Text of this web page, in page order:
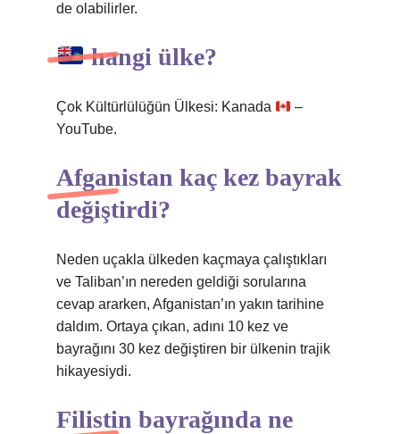
de olabilirler.
hangi ülke?
Çok Kültürlülüğün Ülkesi: Kanada
–
YouTube.
Afganistan kaç kez bayrak
değiştirdi?
Neden uçakla ülkeden kaçmaya çalıştıkları
ve Taliban’ın nereden geldiği sorularına
cevap ararken, Afganistan’ın yakın tarihine
daldım. Ortaya çıkan, adını 10 kez ve
bayrağını 30 kez değiştiren bir ülkenin trajik
hikayesiydi.
Filistin bayrağında ne